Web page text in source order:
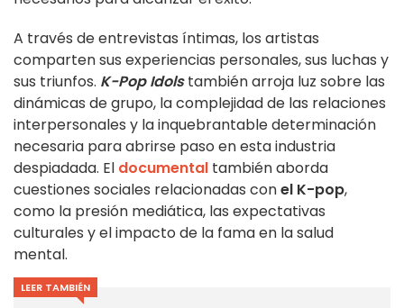
A través de entrevistas íntimas, los artistas
comparten sus experiencias personales, sus luchas y
sus triunfos. K-Pop Idols también arroja luz sobre las
dinámicas de grupo, la complejidad de las relaciones
interpersonales y la inquebrantable determinación
necesaria para abrirse paso en esta industria
despiadada. El documental también aborda
cuestiones sociales relacionadas conel K-pop,
como la presión mediática, las expectativas
culturales y el impacto de la fama en la salud
mental.
LEER TAMBIÉN